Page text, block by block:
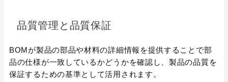
品質管理と品質保証
BOMが製品の部品や材料の詳細情報を提供することで部
品の仕様が一致しているかどうかを確認し、製品の品質を
保証するための基準として活用されます。